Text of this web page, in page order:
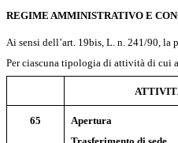
REGIME AMMINISTRATIVO E
Ai sensi dell’art. 19bis, L. n. 241/90, la
Per ciascuna tipologia di attività di cui
65
Apertura